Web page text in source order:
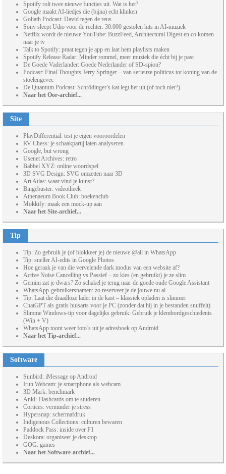
Spotify rolt twee nieuwe functies uit. Wat is het?
Google maakt AI-liedjes die (bijna) echt klinken
Goliath Podcast: David tegen de reus
Sony sleept Udio voor de rechter: 30.000 gestolen hits in AI-muziek
Netflix wordt de nieuwe YouTube: BuzzFeed, Architectural Digest en co komen
naar je tv
Talk to Spotify: praat tegen je app en laat hem playlists maken
Spotify Release Radar: Minder rommel, meer muziek die écht bij je past
De Goede Vaderlander: Goede Nederlander of SD-spion?
Podcast: Final Thoughts Jerry Springer – van serieuze politicus tot koning van de
stoelengevec
De Quantum Podcast: Schrödinger’s kat legt het uit (of toch niet?)
Naar het Oor-archief...
Site
PlayDifferential: test je eigen vooroordelen
RV Chess: je schaakpartij laten analyseren
Google, but wrong
Usenet Archives: retro
Babbel XYZ: online woordspel
3D SVG Design: SVG omzetten naar 3D
Art Atlas: waar vind je kunst?
Bingebuster: videotheek
Athenaeum Book Club: boekenclub
Mokkify: maak een mock-up aan
Naar het Site-archief...
Tip
Tip: Zo gebruik je (of blokkeer je) de nieuwe @all in WhatsApp
Tip: sneller AI-edits in Google Photos
Hoe geraak je van die vervelende dark modus van een website af?
Active Noise Cancelling vs Passief – zo kies (en gebruikt) je ze slim
Gemini zat je dwars? Zo schakel je terug naar de goede oude Google Assistant
WhatsApp-gebruikersnamen: zo reserveer je de jouwe nu al
Tip: Laat die draadloze lader in de kast – klassiek opladen is slimmer
ChatGPT als gratis huisarts voor je PC (zonder dat hij in je bestanden snuffelt)
Slimme Windows-tip voor dagelijks gebruik: Gebruik je klembordgeschiedenis
(Win + V)
WhatsApp toont weer foto’s uit je adresboek op Android
Naar het Tip-archief...
Software
Sunbird: iMessage op Android
Irun Webcam: je smartphone als webcam
3D Mark: benchmark
Anki: Flashcards om te studeren
Cortices: verminder je stress
Hypersnap: schermafdruk
Indigenous Collections: culturen bewaren
Paddock Pass: inside over F1
Deskora: organiseer je desktop
GOG: games
Naar het Software-archief...